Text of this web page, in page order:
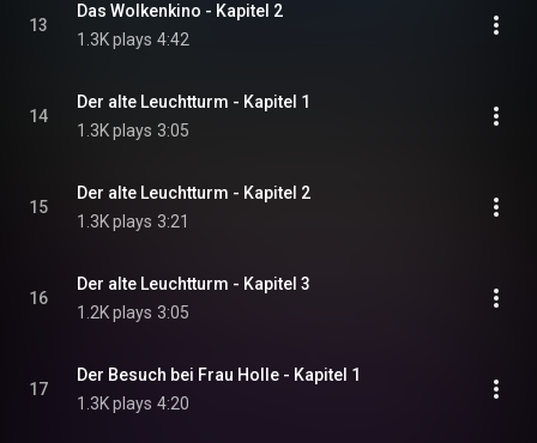
13
Das Wolkenkino - Kapitel 2
1.3K plays 4:42
14
Der alte Leuchtturm - Kapitel 1
1.3K plays 3:05
15
Der alte Leuchtturm - Kapitel 2
1.3K plays 3:21
16
Der alte Leuchtturm - Kapitel 3
1.2K plays 3:05
17
Der Besuch bei Frau Holle - Kapitel 1
1.3K plays 4:20